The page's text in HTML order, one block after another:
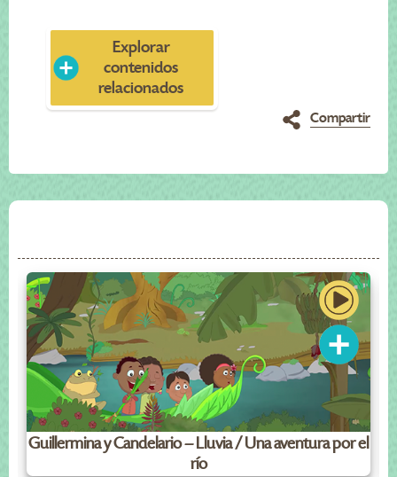
Explorar
contenidos
relacionados
Compartir
Guillermina y Candelario – Lluvia / Una aventura por el
río